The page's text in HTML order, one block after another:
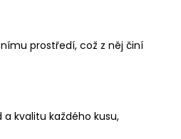
prostředí, což z něj činí
kvalitu každého kusu,